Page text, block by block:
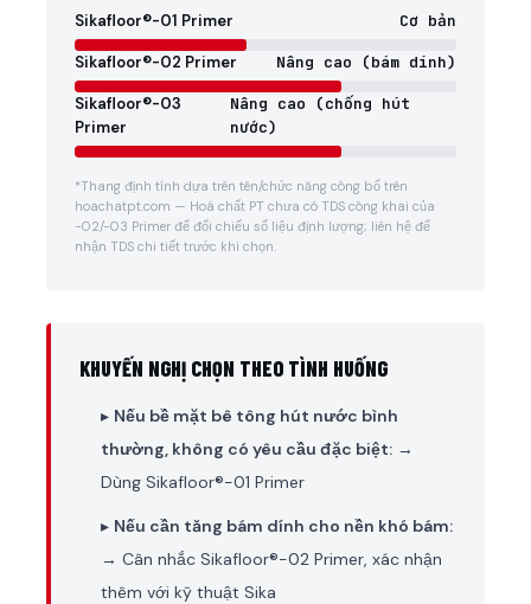
Sikafloor®-01 Primer Cơ bản
Sikafloor®-02 Primer Nâng cao (bám dính)
Sikafloor®-03
Primer
Nâng cao (chống hút
nước)
*Thang định tính dựa trên tên/chức năng công bố trên
hoachatpt.com — Hoá chất PT chưa có TDS công khai của
-02/-03 Primer để đối chiếu số liệu định lượng; liên hệ để
nhận TDS chi tiết trước khi chọn.
KHUYẾN NGHỊ CHỌN THEO TÌNH HUỐNG
▸ Nếu bề mặt bê tông hút nước bình
thường, không có yêu cầu đặc biệt: →
Dùng Sikafloor®-01 Primer
▸ Nếu cần tăng bám dính cho nền khó bám:
→ Cân nhắc Sikafloor®-02 Primer, xác nhận
thêm với kỹ thuật Sika